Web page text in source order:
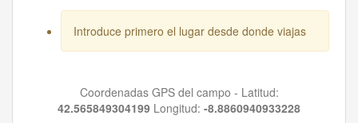
Introduce primero el lugar desde donde viajas
Coordenadas GPS del campo - Latitud:
42.565849304199 Longitud: -8.8860940933228